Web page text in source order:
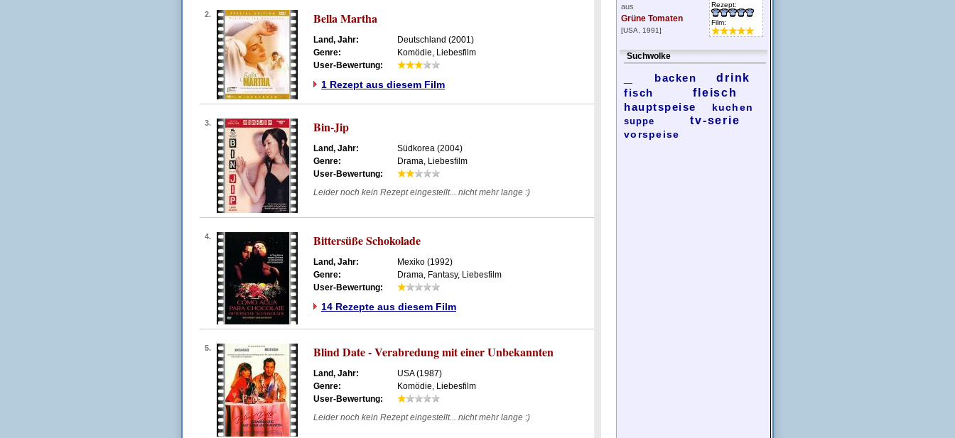
2. Bella Martha
Land, Jahr:
Deutschland (2001)
Genre:
Komödie, Liebesfilm
User-Bewertung:
1 Rezept aus diesem Film
3. Bin-Jip
Land, Jahr:
Südkorea (2004)
Genre:
Drama, Liebesfilm
User-Bewertung:
Leider noch kein Rezept eingestellt... nicht mehr lange :)
4. Bittersüße Schokolade
Land, Jahr:
Mexiko (1992)
Genre:
Drama, Fantasy, Liebesfilm
User-Bewertung:
14 Rezepte aus diesem Film
5. Blind Date - Verabredung mit einer Unbekannten
Land, Jahr:
USA (1987)
Genre:
Komödie, Liebesfilm
User-Bewertung:
Leider noch kein Rezept eingestellt... nicht mehr lange :)
Rezept:
Film:
aus
Grüne Tomaten
[USA, 1991]
Suchwolke
backen
drink
fisch
fleisch
hauptspeise
kuchen
suppe tv-serie
vorspeise